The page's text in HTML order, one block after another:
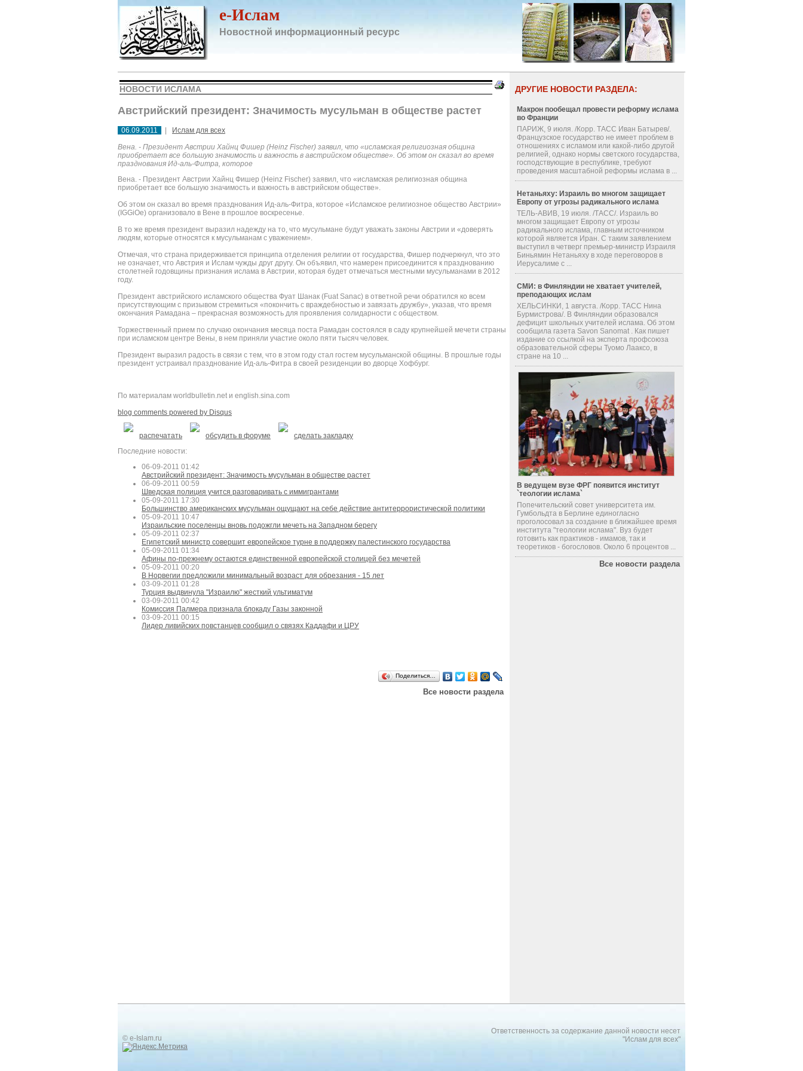
e-Ислам
Новостной информационный ресурс
НОВОСТИ ИСЛАМА
Австрийский президент: Значимость мусульман в обществе растет
06.09.2011
Ислам для всех
Вена. - Президент Австрии Хайнц Фишер (Heinz Fischer) заявил, что «исламская религиозная община
приобретает все большую значимость и важность в австрийском обществе». Об этом он сказал во время
празднования Ид-аль-Фитра, которое
Вена. - Президент Австрии Хайнц Фишер (Heinz Fischer) заявил, что «исламская религиозная община
приобретает все большую значимость и важность в австрийском обществе».
Об этом он сказал во время празднования Ид-аль-Фитра, которое «Исламское религиозное общество Австрии»
(IGGiOe) организовало в Вене в прошлое воскресенье.
В то же время президент выразил надежду на то, что мусульмане будут уважать законы Австрии и «доверять
людям, которые относятся к мусульманам с уважением».
Отмечая, что страна придерживается принципа отделения религии от государства, Фишер подчеркнул, что это
не означает, что Австрия и Ислам чужды друг другу. Он объявил, что намерен присоединится к празднованию
столетней годовщины признания ислама в Австрии, которая будет отмечаться местными мусульманами в 2012
году.
Президент австрийского исламского общества Фуат Шанак (Fuat Sanac) в ответной речи обратился ко всем
присутствующим с призывом стремиться «покончить с враждебностью и завязать дружбу», указав, что время
окончания Рамадана – прекрасная возможность для проявления солидарности с обществом.
Торжественный прием по случаю окончания месяца поста Рамадан состоялся в саду крупнейшей мечети страны
при исламском центре Вены, в нем приняли участие около пяти тысяч человек.
Президент выразил радость в связи с тем, что в этом году стал гостем мусульманской общины. В прошлые годы
президент устраивал празднование Ид-аль-Фитра в своей резиденции во дворце Хофбург.
По материалам worldbulletin.net и english.sina.com
blog comments powered by Disqus
распечатать обсудить в форуме
сделать закладку
Последние новости:
06-09-2011 01:42
Австрийский президент: Значимость мусульман в обществе растет
06-09-2011 00:59
Шведская полиция учится разговаривать с иммигрантами
05-09-2011 17:30
Большинство американских мусульман ощущают на себе действие антитеррористической политики
05-09-2011 10:47
Израильские поселенцы вновь подожгли мечеть на Западном берегу
05-09-2011 02:37
Египетский министр совершит европейское турне в поддержку палестинского государства
05-09-2011 01:34
Афины по-прежнему остаются единственной европейской столицей без мечетей
05-09-2011 00:20
В Норвегии предложили минимальный возраст для обрезания - 15 лет
03-09-2011 01:28
Турция выдвинула "Израилю" жесткий ультиматум
03-09-2011 00:42
Комиссия Палмера признала блокаду Газы законной
03-09-2011 00:15
Лидер ливийских повстанцев сообщил о связях Каддафи и ЦРУ
Поделиться…
Все новости раздела
ДРУГИЕ НОВОСТИ РАЗДЕЛА:
Макрон пообещал провести реформу ислама
во Франции
ПАРИЖ, 9 июля. /Корр. ТАСС Иван Батырев/.
Французское государство не имеет проблем в
отношениях с исламом или какой-либо другой
религией, однако нормы светского государства,
господствующие в республике, требуют
проведения масштабной реформы ислама в ...
Нетаньяху: Израиль во многом защищает
Европу от угрозы радикального ислама
ТЕЛЬ-АВИВ, 19 июля. /ТАСС/. Израиль во
многом защищает Европу от угрозы
радикального ислама, главным источником
которой является Иран. С таким заявлением
выступил в четверг премьер-министр Израиля
Биньямин Нетаньяху в ходе переговоров в
Иерусалиме с ...
СМИ: в Финляндии не хватает учителей,
преподающих ислам
ХЕЛЬСИНКИ, 1 августа. /Корр. ТАСС Нина
Бурмистрова/. В Финляндии образовался
дефицит школьных учителей ислама. Об этом
сообщила газета Savon Sanomat . Как пишет
издание со ссылкой на эксперта профсоюза
образовательной сферы Туомо Лааксо, в
стране на 10 ...
В ведущем вузе ФРГ появится институт
`теологии ислама`
Попечительский совет университета им.
Гумбольдта в Берлине единогласно
проголосовал за создание в ближайшее время
института "теологии ислама". Вуз будет
готовить как практиков - имамов, так и
теоретиков - богословов. Около 6 процентов ...
Все новости раздела
© e-Islam.ru
Ответственность за содержание данной новости несет
"Ислам для всех"